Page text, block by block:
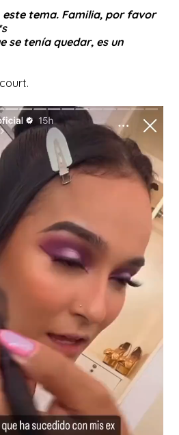
tema. Familia, por favor
se tenía quedar, es un